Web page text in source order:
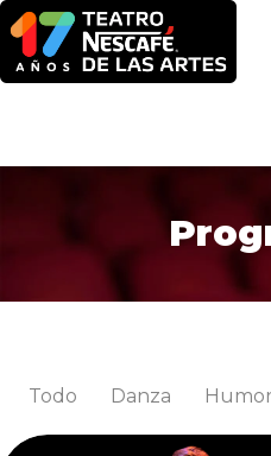
Todo Danza Humor